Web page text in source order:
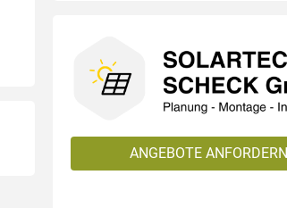
ANGEBOTE ANFORDERN